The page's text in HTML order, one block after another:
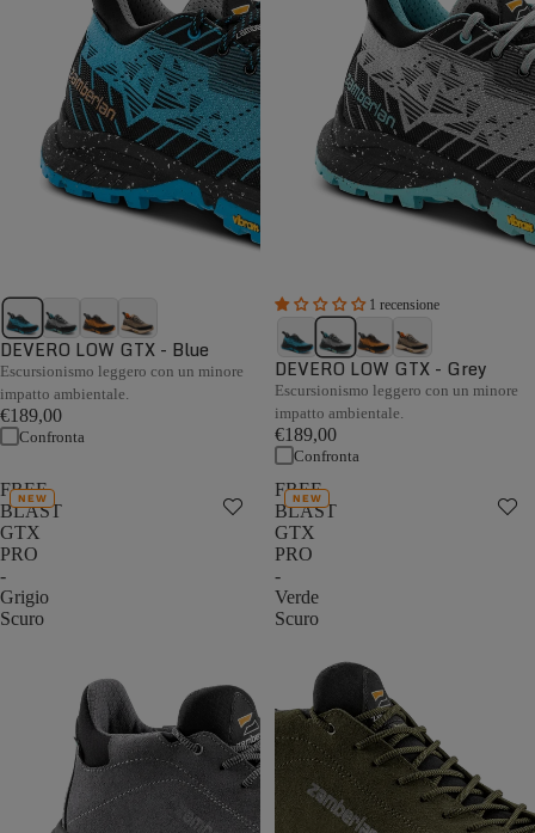
DEVERO LOW GTX - Blue
Escursionismo leggero con un minore
impatto ambientale.
€189,00
Confronta
1 recensione
DEVERO LOW GTX - Grey
Escursionismo leggero con un minore
impatto ambientale.
€189,00
Confronta
FREE
BLAST
GTX
PRO
-
Grigio
Scuro
NEW
FREE
BLAST
GTX
PRO
-
Verde
Scuro
NEW